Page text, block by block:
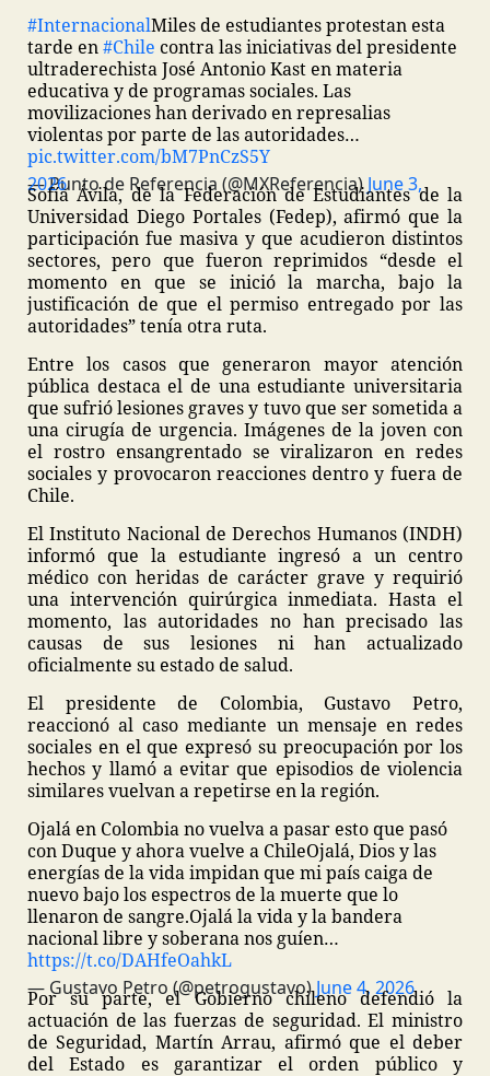
#InternacionalMiles de estudiantes protestan esta
tarde en#Chile contra las iniciativas del presidente
ultraderechista José Antonio Kast en materia
educativa y de programas sociales. Las
movilizaciones han derivado en represalias
violentas por parte de las autoridades…
pic.twitter.com/bM7PnCzS5Y
— Punto de Referencia (@MXReferencia)
June 3, 2026
Sofía Ávila, de la Federación de Estudiantes de la
Universidad Diego Portales (Fedep), afirmó que la
participación fue masiva y que acudieron distintos
sectores, pero que fueron reprimidos “desde el
momento en que se inició la marcha, bajo la
justificación de que el permiso entregado por las
autoridades” tenía otra ruta.
Entre los casos que generaron mayor atención
pública destaca el de una estudiante universitaria
que sufrió lesiones graves y tuvo que ser sometida a
una cirugía de urgencia. Imágenes de la joven con
el rostro ensangrentado se viralizaron en redes
sociales y provocaron reacciones dentro y fuera de
Chile.
El Instituto Nacional de Derechos Humanos (INDH)
informó que la estudiante ingresó a un centro
médico con heridas de carácter grave y requirió
una intervención quirúrgica inmediata. Hasta el
momento, las autoridades no han precisado las
causas de sus lesiones ni han actualizado
oficialmente su estado de salud.
El presidente de Colombia, Gustavo Petro,
reaccionó al caso mediante un mensaje en redes
sociales en el que expresó su preocupación por los
hechos y llamó a evitar que episodios de violencia
similares vuelvan a repetirse en la región.
Ojalá en Colombia no vuelva a pasar esto que pasó
con Duque y ahora vuelve a ChileOjalá, Dios y las
energías de la vida impidan que mi país caiga de
nuevo bajo los espectros de la muerte que lo
llenaron de sangre.Ojalá la vida y la bandera
nacional libre y soberana nos guíen…
https://t.co/DAHfeOahkL
— Gustavo Petro (@petrogustavo)June 4, 2026
Por su parte, el Gobierno chileno defendió la
actuación de las fuerzas de seguridad. El ministro
de Seguridad, Martín Arrau, afirmó que el deber
del Estado es garantizar el orden público y